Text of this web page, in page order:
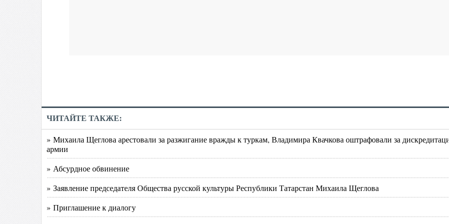
ЧИТАЙТЕ ТАКЖЕ:
» Михаила Щеглова арестовали за разжигание вражды к туркам, Владимира Квачкова оштрафовали за
армии
» Абсурдное обвинение
» Заявление председателя Общества русской культуры Республики Татарстан Михаила Щеглова
» Приглашение к диалогу